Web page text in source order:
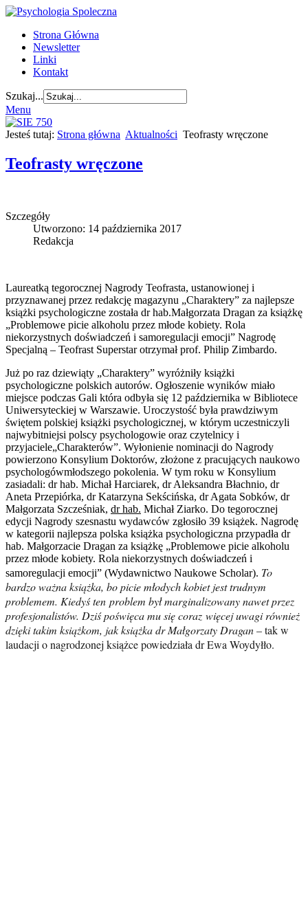
Strona Główna
Newsletter
Linki
Kontakt
Szukaj...
Menu
Jesteś tutaj: Strona główna Aktualności Teofrasty wręczone
Teofrasty wręczone
Szczegóły
Utworzono: 14 października 2017
Redakcja
Laureatką tegorocznej Nagrody Teofrasta, ustanowionej i
przyznawanej przez redakcję magazynu „Charaktery” za najlepsze
książki psychologiczne została dr hab.Małgorzata Dragan za książkę
„Problemowe picie alkoholu przez młode kobiety. Rola
niekorzystnych doświadczeń i samoregulacji emocji” Nagrodę
Specjalną – Teofrast Superstar otrzymał prof. Philip Zimbardo.
Już po raz dziewiąty „Charaktery” wyróżniły książki
psychologiczne polskich autorów. Ogłoszenie wyników miało
miejsce podczas Gali która odbyła się 12 października w Bibliotece
Uniwersyteckiej w Warszawie. Uroczystość była prawdziwym
świętem polskiej książki psychologicznej, w którym uczestniczyli
najwybitniejsi polscy psychologowie oraz czytelnicy i
przyjaciele„Charakterów”. Wyłonienie nominacji do Nagrody
powierzono Konsylium Doktorów, złożone z pracujących naukowo
psychologówmłodszego pokolenia. W tym roku w Konsylium
zasiadali: dr hab. Michał Harciarek, dr Aleksandra Błachnio, dr
Aneta Przepiórka, dr Katarzyna Sekścińska, dr Agata Sobków, dr
Małgorzata Szcześniak, dr hab. Michał Ziarko. Do tegorocznej
edycji Nagrody szesnastu wydawców zgłosiło 39 książek. Nagrodę
w kategorii najlepsza polska książka psychologiczna przypadła dr
hab. Małgorzacie Dragan za książkę „Problemowe picie alkoholu
przez młode kobiety. Rola niekorzystnych doświadczeń i
samoregulacji emocji” (Wydawnictwo Naukowe Scholar). To
bardzo ważna książka, bo picie młodych kobiet jest trudnym
problemem. Kiedyś ten problem był marginalizowany nawet przez
profesjonalistów. Dziś poświęca mu się coraz więcej uwagi również
dzięki takim książkom, jak książka dr Małgorzaty Dragan–takw
laudacji o nagrodzonej książce powiedziała dr Ewa Woydyłło.